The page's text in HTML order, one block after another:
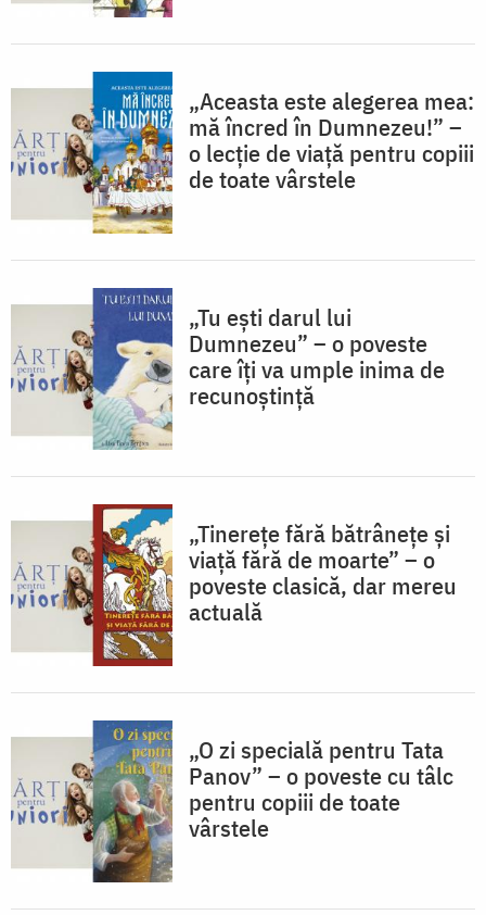
„Aceasta este alegerea mea:
mă încred în Dumnezeu!” –
o lecție de viață pentru copiii
de toate vârstele
„Tu ești darul lui
Dumnezeu” – o poveste
care îți va umple inima de
recunoștință
„Tinerețe fără bătrânețe și
viață fără de moarte” – o
poveste clasică, dar mereu
actuală
„O zi specială pentru Tata
Panov” – o poveste cu tâlc
pentru copiii de toate
vârstele